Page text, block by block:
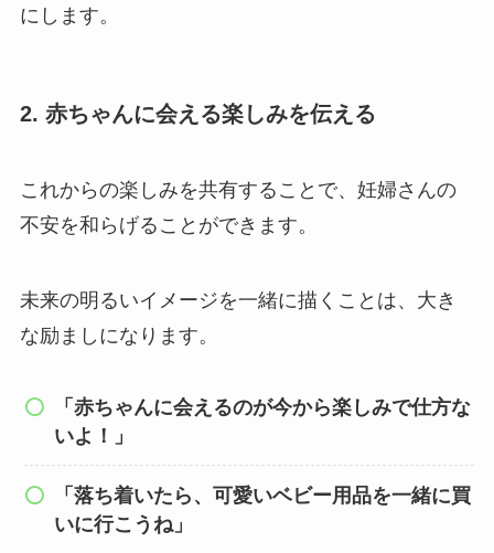
にします。
2. 赤ちゃんに会える楽しみを伝える
これからの楽しみを共有することで、妊婦さんの
不安を和らげることができます。
未来の明るいイメージを一緒に描くことは、大き
な励ましになります。
「赤ちゃんに会えるのが今から楽しみで仕方な
いよ！」
「落ち着いたら、可愛いベビー用品を一緒に買
いに行こうね」